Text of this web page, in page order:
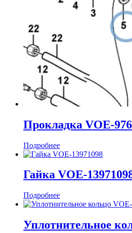
Прокладка VOE-
Подробнее
Гайка VOE-
Подробнее
Уплотнительное